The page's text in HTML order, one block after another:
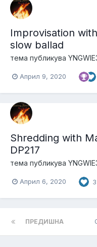
Improvisation
slow ballad
тема публикува
Април 9, 2020
Shredding with
DP217
тема публикува
Април 6, 2020 3
ПРЕДИШНА